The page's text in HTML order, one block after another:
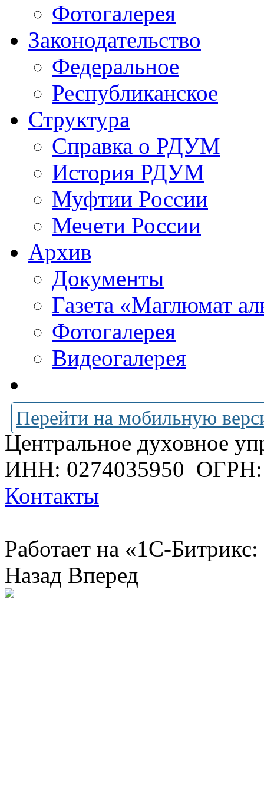
Фотогалерея
Законодательство
Федеральное
Республиканское
Структура
Справка о РДУМ
История РДУМ
Муфтии России
Мечети России
Архив
Документы
Газета «Маглюмат
Фотогалерея
Видеогалерея
Перейти на мобильную
Центральное духовное
ИНН: 0274035950 ОГРН:
Контакты
Работает на «1С-
Назад Вперед